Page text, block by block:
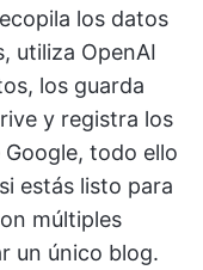
los datos
utiliza OpenAI
los guarda
y registra los
Google, todo ello
estás listo para
múltiples
un único blog.